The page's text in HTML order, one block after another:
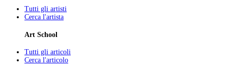
Tutti gli artisti
Cerca l'artista
Art School
Tutti gli articoli
Cerca l'articolo